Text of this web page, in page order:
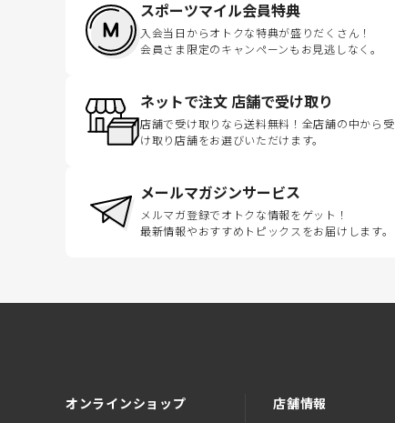
スポーツマイル会員特典
入会当日からオトクな特典が盛りだくさん！
会員さま限定のキャンペーンもお見逃しなく。
ネットで注文 店舗で受け取り
店舗で受け取りなら送料無料！全店舗の中から受
け取り店舗をお選びいただけます。
メールマガジンサービス
メルマガ登録でオトクな情報をゲット！
最新情報やおすすめトピックスをお届けします。
オンラインショップ 店舗情報